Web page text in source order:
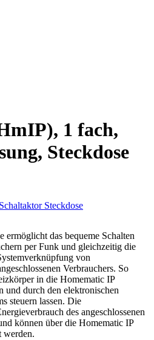
bleibt aber als digitales Archiv
Besuch!
1 fach,
Steckdose
Schaltaktor Steckdose
ermöglicht das bequeme Schalten
per Funk und gleichzeitig die
von
Verbrauchers. So
in die Homematic IP
und durch den elektronischen
steuern lassen. Die
des angeschlossenen
können über die Homematic IP
werden.